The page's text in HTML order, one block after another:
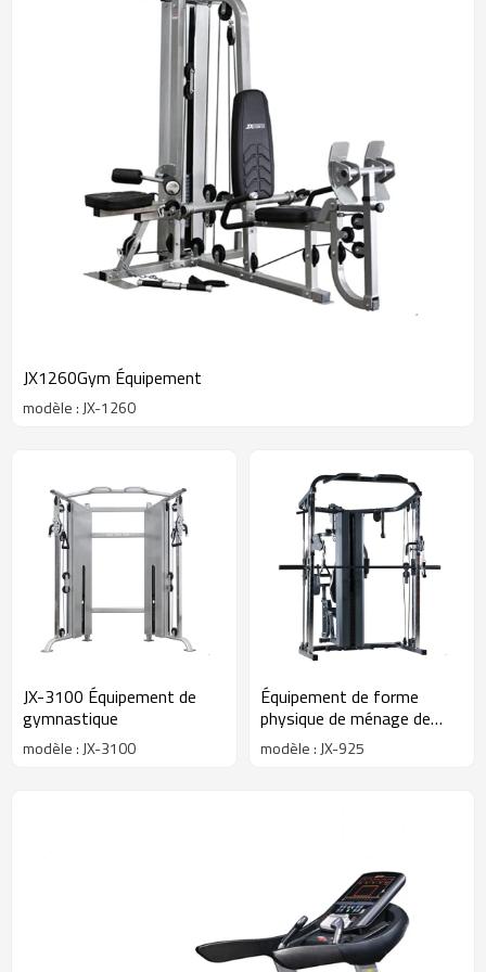
JX1260Gym Équipement
modèle : JX-1260
JX-3100 Équipement de
gymnastique
modèle : JX-3100
Équipement de forme
physique de ménage de
haute qualité de ménage
modèle : JX-925